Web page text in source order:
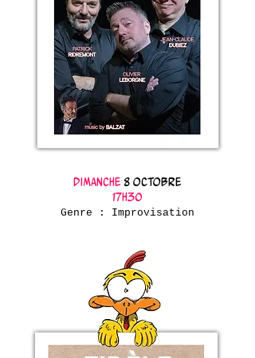
Dimanche 8 octobre
17h30
Genre : Improvisation